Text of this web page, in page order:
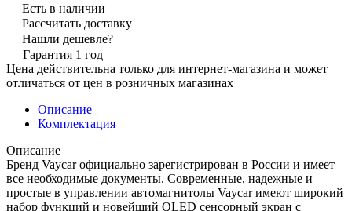
Есть в наличии
Рассчитать доставку
Нашли дешевле?
Гарантия 1 год
Цена действительна только для интернет-магазина и может
отличаться от цен в розничных магазинах
Описание
Комплектация
Описание
Бренд Vaycar официально зарегистрирован в России и имеет
все необходимые документы. Современные, надежные и
простые в управлении автомагнитолы Vaycar имеют широкий
набор функций и новейший QLED сенсорный экран с